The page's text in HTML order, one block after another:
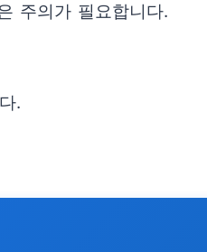
주의가 필요합니다.
.